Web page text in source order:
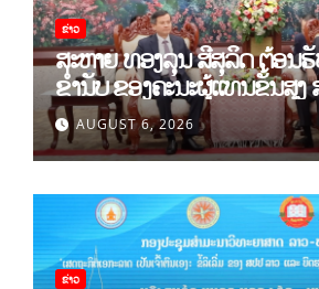
ຂ່າວ
ສະຫາຍ ທອງລຸນ ສີສຸລິດ ຕ້ອນຮັ
ຂຳ່ນັບ ຂອງຄະນະຜູ້ແທນຂັ້ນສູງ
ເມືອງແຫ່ງຊາດ ໂຮ່ຈີມິນ ແລະ
ວິທະຍາສາດສັງຄົມຫວຽດນາມ
AUGUST 6, 2026
ຂ່າວ